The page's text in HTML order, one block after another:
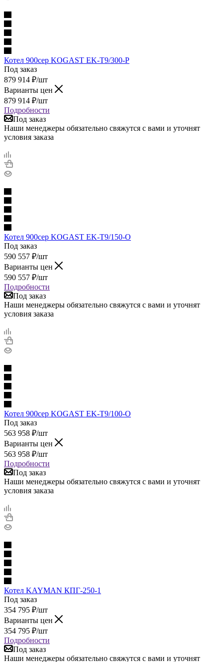
Котел 900сер KOGAST EK-Т9/300-Р
Под заказ
879 914 ₽/шт
Варианты цен
879 914 ₽/шт
Подробности
Под заказ
Наши менеджеры обязательно свяжутся с вами и уточнят
условия заказа
Котел 900сер KOGAST EK-Т9/150-О
Под заказ
590 557 ₽/шт
Варианты цен
590 557 ₽/шт
Подробности
Под заказ
Наши менеджеры обязательно свяжутся с вами и уточнят
условия заказа
Котел 900сер KOGAST EK-T9/100-O
Под заказ
563 958 ₽/шт
Варианты цен
563 958 ₽/шт
Подробности
Под заказ
Наши менеджеры обязательно свяжутся с вами и уточнят
условия заказа
Котел KAYMAN КПГ-250-1
Под заказ
354 795 ₽/шт
Варианты цен
354 795 ₽/шт
Подробности
Под заказ
Наши менеджеры обязательно свяжутся с вами и уточнят